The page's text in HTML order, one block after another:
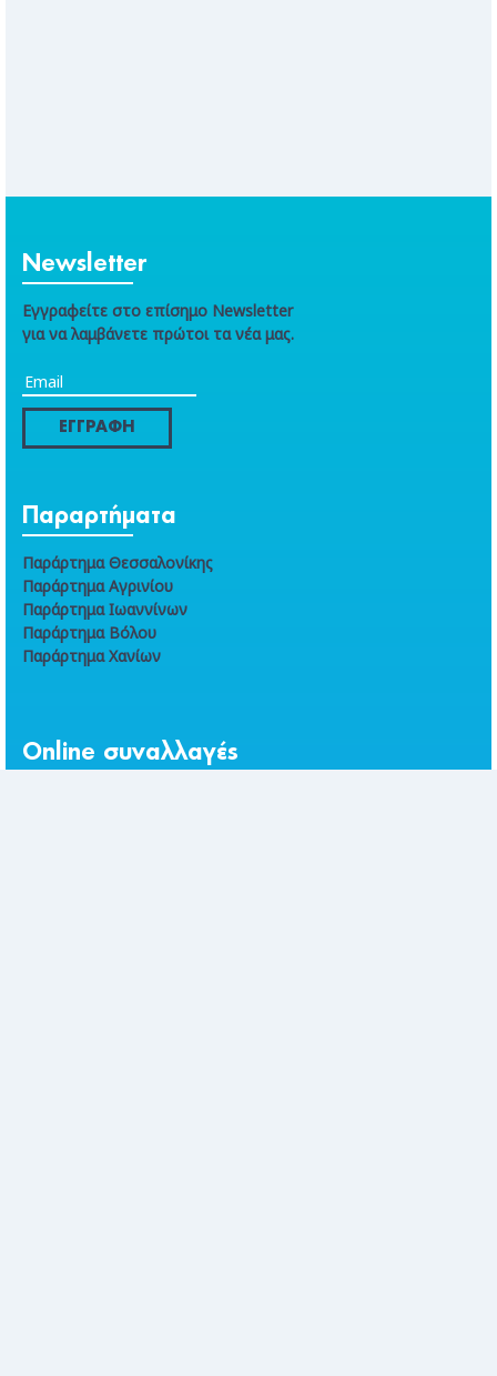
Newsletter
Εγγραφείτε στο επίσημο Newsletter
για να λαμβάνετε πρώτοι τα νέα μας.
ΕΓΓΡΑΦΗ
Παραρτήματα
Παράρτημα Θεσσαλονίκης
Παράρτημα Αγρινίου
Παράρτημα Ιωαννίνων
Παράρτημα Βόλου
Παράρτημα Χανίων
Online συναλλαγές